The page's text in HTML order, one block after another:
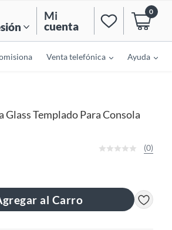
Mi
cuenta
0
Venta telefónica Ayuda
Templado Para Consola
(0)
al Carro